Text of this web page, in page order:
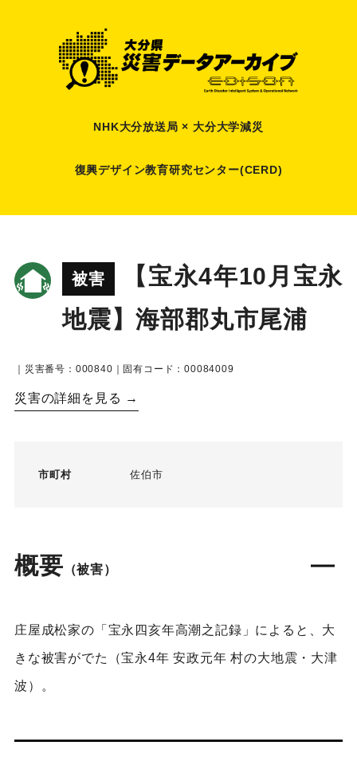
NHK大分放送局 × 大分大学減災
復興デザイン教育研究センター(CERD)
被害
【宝永4年10月宝永
地震】海部郡丸市尾浦
｜災害番号：000840｜固有コード：00084009
災害の詳細を見る →
市町村 佐伯市
概要 （被害）
庄屋成松家の「宝永四亥年高潮之記録」によると、大
きな被害がでた（宝永4年 安政元年 村の大地震・大津
波）。